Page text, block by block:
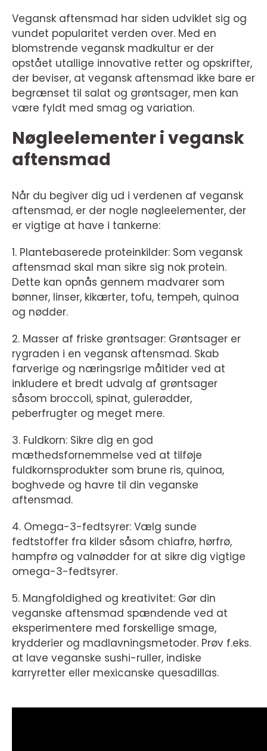
Vegansk aftensmad har siden udviklet sig og
vundet popularitet verden over. Med en
blomstrende vegansk madkultur er der
opstået utallige innovative retter og opskrifter,
der beviser, at vegansk aftensmad ikke bare er
begrænset til salat og grøntsager, men kan
være fyldt med smag og variation.
Nøgleelementer i vegansk
aftensmad
Når du begiver dig ud i verdenen af vegansk
aftensmad, er der nogle nøgleelementer, der
er vigtige at have i tankerne:
1. Plantebaserede proteinkilder: Som vegansk
aftensmad skal man sikre sig nok protein.
Dette kan opnås gennem madvarer som
bønner, linser, kikærter, tofu, tempeh, quinoa
og nødder.
2. Masser af friske grøntsager: Grøntsager er
rygraden i en vegansk aftensmad. Skab
farverige og næringsrige måltider ved at
inkludere et bredt udvalg af grøntsager
såsom broccoli, spinat, gulerødder,
peberfrugter og meget mere.
3. Fuldkorn: Sikre dig en god
mæthedsfornemmelse ved at tilføje
fuldkornsprodukter som brune ris, quinoa,
boghvede og havre til din veganske
aftensmad.
4. Omega-3-fedtsyrer: Vælg sunde
fedtstoffer fra kilder såsom chiafrø, hørfrø,
hampfrø og valnødder for at sikre dig vigtige
omega-3-fedtsyrer.
5. Mangfoldighed og kreativitet: Gør din
veganske aftensmad spændende ved at
eksperimentere med forskellige smage,
krydderier og madlavningsmetoder. Prøv f.eks.
at lave veganske sushi-ruller, indiske
karryretter eller mexicanske quesadillas.